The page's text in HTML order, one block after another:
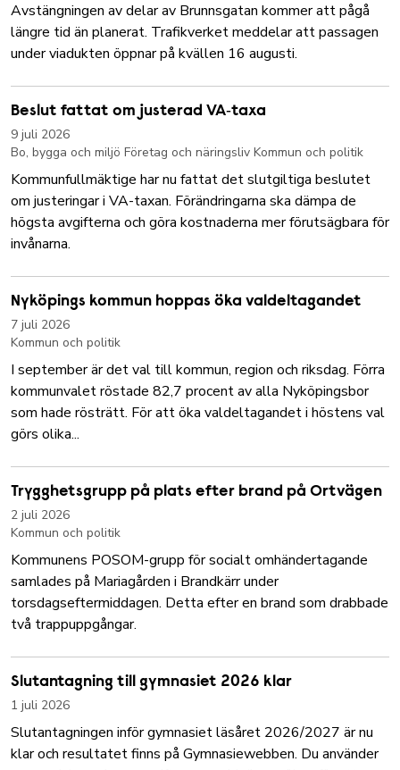
Avstängningen av delar av Brunnsgatan kommer att pågå
längre tid än planerat. Trafikverket meddelar att passagen
under viadukten öppnar på kvällen 16 augusti.
Beslut fattat om justerad VA‑taxa
9 juli 2026
Bo, bygga och miljö Företag och näringsliv Kommun och politik
Kommunfullmäktige har nu fattat det slutgiltiga beslutet
om justeringar i VA-taxan. Förändringarna ska dämpa de
högsta avgifterna och göra kostnaderna mer förutsägbara för
invånarna.
Nyköpings kommun hoppas öka valdeltagandet
7 juli 2026
Kommun och politik
I september är det val till kommun, region och riksdag. Förra
kommunvalet röstade 82,7 procent av alla Nyköpingsbor
som hade rösträtt. För att öka valdeltagandet i höstens val
görs olika...
Trygghetsgrupp på plats efter brand på Ortvägen
2 juli 2026
Kommun och politik
Kommunens POSOM-grupp för socialt omhändertagande
samlades på Mariagården i Brandkärr under
torsdagseftermiddagen. Detta efter en brand som drabbade
två trappuppgångar.
Slutantagning till gymnasiet 2026 klar
1 juli 2026
Slutantagningen inför gymnasiet läsåret 2026/2027 är nu
klar och resultatet finns på Gymnasiewebben. Du använder